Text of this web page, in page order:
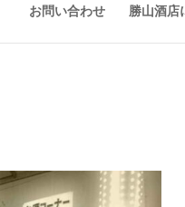
お問い合わせ 勝山酒店